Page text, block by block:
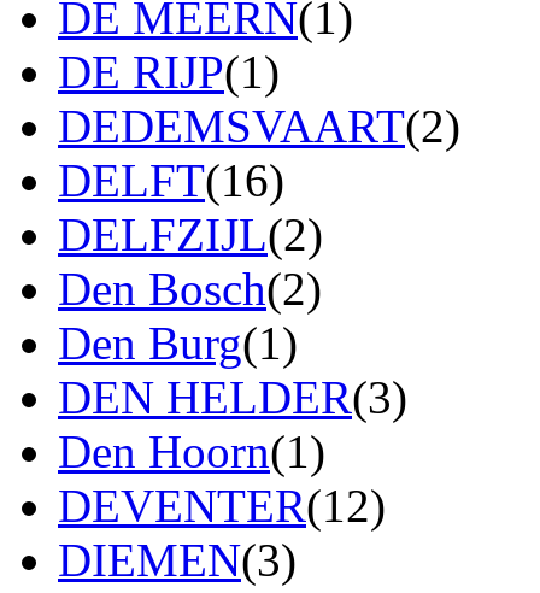
DE MEERN(1)
DE RIJP(1)
DEDEMSVAART(2)
DELFT(16)
DELFZIJL(2)
Den Bosch(2)
Den Burg(1)
DEN HELDER(3)
Den Hoorn(1)
DEVENTER(12)
DIEMEN(3)